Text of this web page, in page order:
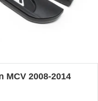
MCV 2008-2014